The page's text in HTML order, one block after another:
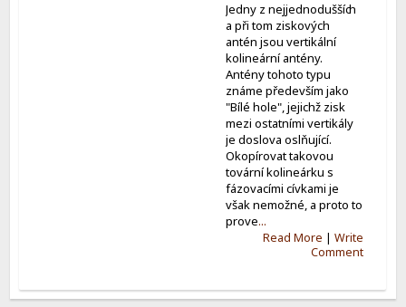
Jedny z nejjednodušších
a při tom ziskových
antén jsou vertikální
kolineární antény.
Antény tohoto typu
známe především jako
"Bílé hole", jejichž zisk
mezi ostatními vertikály
je doslova oslňující.
Okopírovat takovou
tovární kolineárku s
fázovacími cívkami je
však nemožné, a proto to
prove...
Read More |Write
Comment